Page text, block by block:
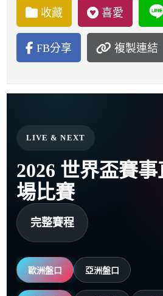
收藏 喜愛
FB分享 複製連結
LIVE & NEXT
2026 世界盃賽
場比賽
完整賽程
歐洲盤口 亞洲盤口